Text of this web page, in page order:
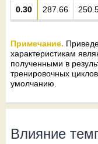
0.30 287.66
Примечание.
характеристикам
полученными в
тренировочных
умолчанию.
Влияние